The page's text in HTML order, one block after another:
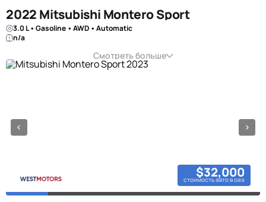
2022 Mitsubishi Montero Sport
3.0 L • Gasoline • AWD • Automatic
n/a
Смотреть больше
$32,000
стоимость авто в оаэ